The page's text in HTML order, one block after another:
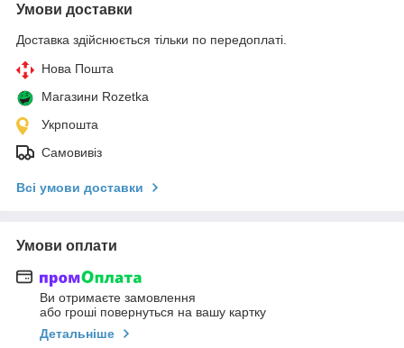
Умови доставки
Доставка здійснюється тільки по передоплаті.
Нова Пошта
Магазини Rozetka
Укрпошта
Самовивіз
Всі умови доставки
Умови оплати
Ви отримаєте замовлення
або гроші повернуться на вашу картку
Детальніше